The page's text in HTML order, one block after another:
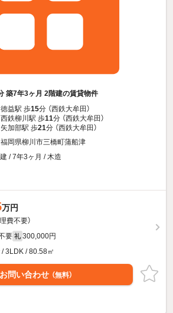
築7年3ヶ月 2階建の賃貸物件
徳益駅 歩15分 （西鉄大牟田）
西鉄柳川駅 歩11分 （西鉄大牟田）
矢加部駅 歩21分 （西鉄大牟田）
福岡県柳川市三橋町蒲船津
/ 7年3ヶ月 / 木造
万円
理費不要）
要 礼 300,000円
/ 3LDK / 80.58㎡
お問い合わせ （無料）